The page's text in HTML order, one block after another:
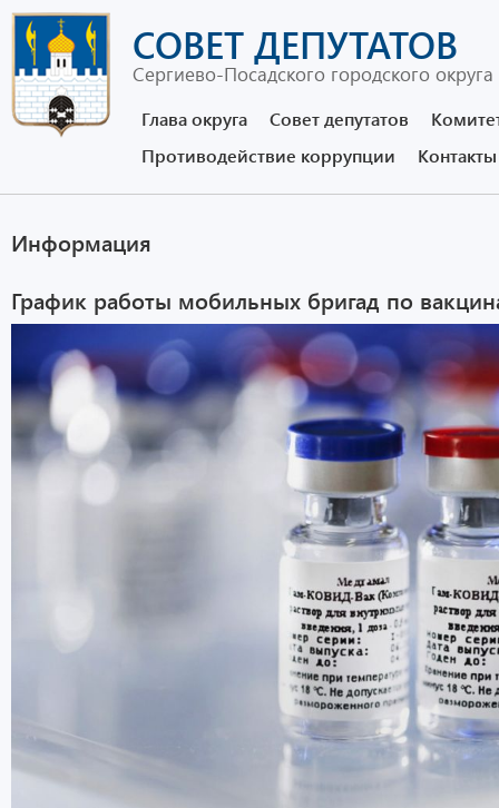
СОВЕТ ДЕПУТАТОВ
Сергиево-Посадского городского округа
Глава округа Совет депутатов
Противодействие коррупции
Контакты
Информация
График работы мобильных бригад по